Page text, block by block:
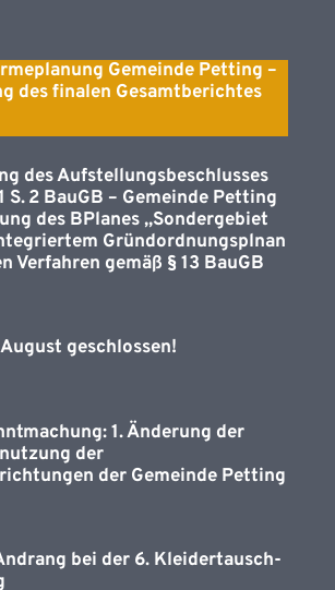
Gemeinde Petting –
des finalen Gesamtberichtes
des Aufstellungsbeschlusses
S. 2 BauGB – Gemeinde Petting
des BPlanes „Sondergebiet
Gründordnungsplnan
Verfahren gemäß § 13 BauGB
geschlossen!
1. Änderung der
der
der Gemeinde Petting
bei der 6. Kleidertausch-